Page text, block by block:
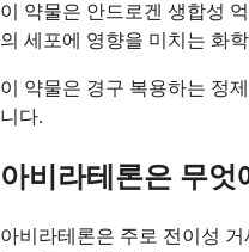
이 약물은 안드로겐 생합성
의 세포에 영향을 미치는 화
이 약물은 경구 복용하는 정
니다.
아비라테론은 무엇
아비라테론은 주로 전이성